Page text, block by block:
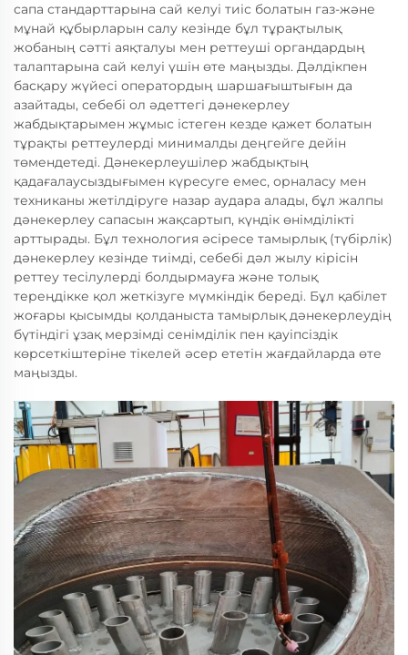
сапа стандарттарына сай келуі тиіс болатын газ-және
мұнай құбырларын салу кезінде бұл тұрақтылық
жобаның сәтті аяқталуы мен реттеуші органдардың
талаптарына сай келуі үшін өте маңызды. Дәлдікпен
басқару жүйесі оператордың шаршағыштығын да
азайтады, себебі ол әдеттегі дәнекерлеу
жабдықтарымен жұмыс істеген кезде қажет болатын
тұрақты реттеулерді минималды деңгейге дейін
төмендетеді. Дәнекерлеушілер жабдықтың
қадағалаусыздығымен күресуге емес, орналасу мен
техниканы жетілдіруге назар аудара алады, бұл жалпы
дәнекерлеу сапасын жақсартып, күндік өнімділікті
арттырады. Бұл технология әсіресе тамырлық (түбірлік)
дәнекерлеу кезінде тиімді, себебі дәл жылу кірісін
реттеу тесілулерді болдырмауға және толық
тереңдікке қол жеткізуге мүмкіндік береді. Бұл қабілет
жоғары қысымды қолданыста тамырлық дәнекерлеудің
бүтіндігі ұзақ мерзімді сенімділік пен қауіпсіздік
көрсеткіштеріне тікелей әсер ететін жағдайларда өте
маңызды.